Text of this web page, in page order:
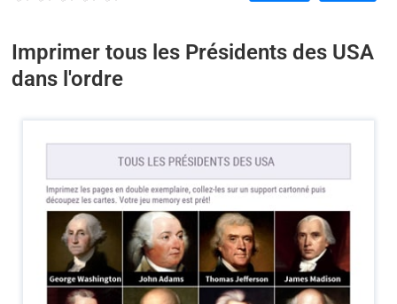
Imprimer tous les Présidents des USA
dans l'ordre